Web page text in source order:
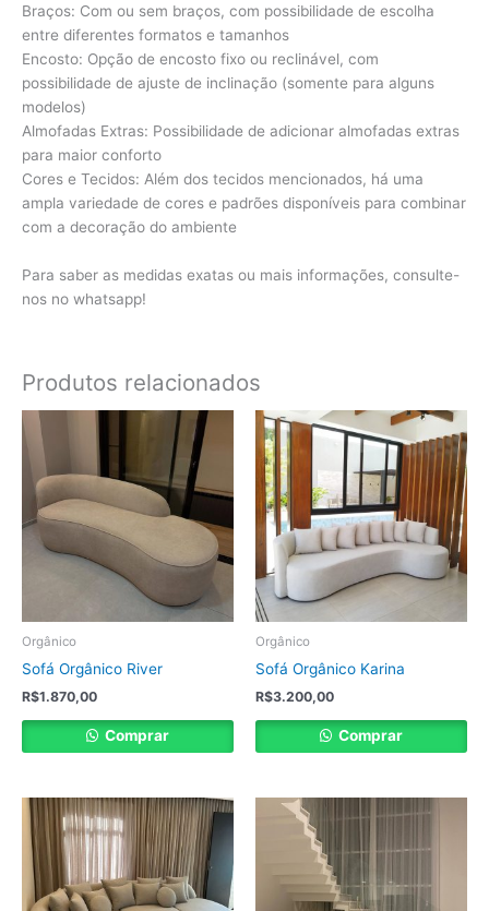
Braços: Com ou sem braços, com possibilidade de escolha
entre diferentes formatos e tamanhos
Encosto: Opção de encosto fixo ou reclinável, com
possibilidade de ajuste de inclinação (somente para alguns
modelos)
Almofadas Extras: Possibilidade de adicionar almofadas extras
para maior conforto
Cores e Tecidos: Além dos tecidos mencionados, há uma
ampla variedade de cores e padrões disponíveis para combinar
com a decoração do ambiente
Para saber as medidas exatas ou mais informações, consulte-
nos no whatsapp!
Produtos relacionados
Orgânico
Sofá Orgânico River
R$1.870,00
Comprar
Orgânico
Sofá Orgânico Karina
R$3.200,00
Comprar